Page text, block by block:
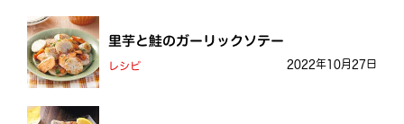
里芋と鮭のガーリックソテー
レシピ 2022年10月27日